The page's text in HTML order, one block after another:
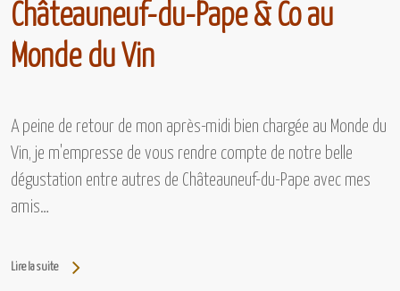
Châteauneuf-du-Pape & Co au
Monde du Vin
A peine de retour de mon après-midi bien chargée au Monde du
Vin, je m'empresse de vous rendre compte de notre belle
dégustation entre autres de Châteauneuf-du-Pape avec mes
amis…
Lire la suite